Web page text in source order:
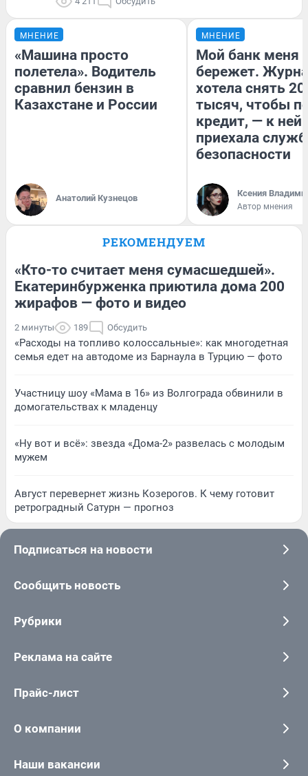
МНЕНИЕ
«Машина просто
полетела». Водитель
сравнил бензин в
Казахстане и России
Анатолий Кузнецов
МНЕНИЕ
Мой банк меня
бережет.
хотела снять
тысяч, чтобы
кредит, — к
приехала
безопасности
Ксения
Автор мнения
РЕКОМЕНДУЕМ
«Кто-то считает меня сумасшедшей».
Екатеринбурженка приютила дома 200
жирафов — фото и видео
2 минуты 189 Обсудить
«Расходы на топливо колоссальные»: как многодетная
семья едет на автодоме из Барнаула в Турцию — фото
Участницу шоу «Мама в 16» из Волгограда обвинили в
домогательствах к младенцу
«Ну вот и всё»: звезда «Дома-2» развелась с молодым
мужем
Август перевернет жизнь Козерогов. К чему готовит
ретроградный Сатурн — прогноз
Подписаться на новости
Сообщить новость
Рубрики
Реклама на сайте
Прайс-лист
О компании
Наши вакансии